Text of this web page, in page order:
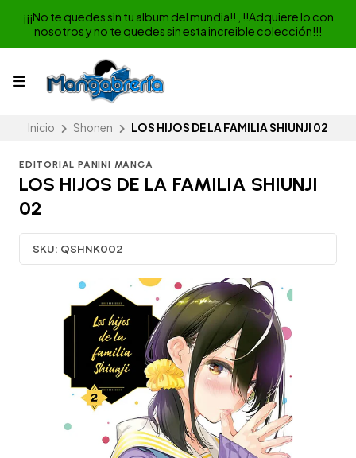
¡¡¡No te quedes sin tu album del mundia!! , !!Adquiere lo con
nosotros y no te quedes sin esta increible colección!!!
Inicio Shonen LOS HIJOS DE LA FAMILIA SHIUNJI 02
EDITORIAL PANINI MANGA
LOS HIJOS DE LA FAMILIA SHIUNJI
02
SKU: QSHNK002